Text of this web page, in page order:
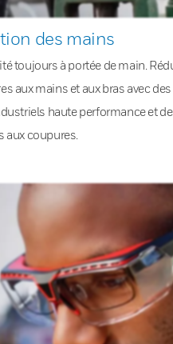
des mains
toujours à portée de main.
aux mains et aux bras avec
haute performance et
aux coupures.